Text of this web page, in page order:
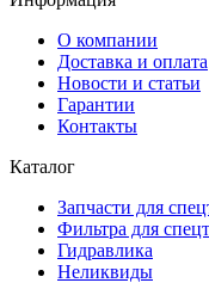
О компании
Доставка и оплата
Новости и статьи
Гарантии
Контакты
Каталог
Запчасти для
Фильтра для
Гидравлика
Неликвиды